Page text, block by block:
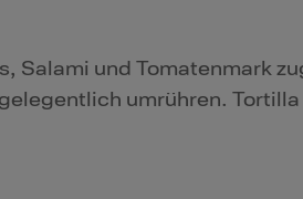
Salami und Tomatenmark
umrühren.